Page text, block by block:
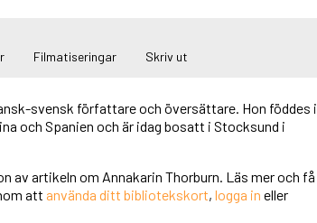
Filmatiseringar Skriv ut
svensk författare och översättare. Hon föddes i
och Spanien och är idag bosatt i Stocksund i
av artikeln om Annakarin Thorburn. Läs mer och få
att använda ditt bibliotekskort, logga in eller